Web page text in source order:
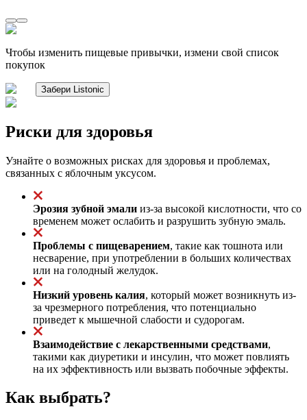
Чтобы изменить пищевые привычки, измени свой список
покупок
Забери Listonic
Риски для здоровья
Узнайте о возможных рисках для здоровья и проблемах,
связанных с яблочным уксусом.
Эрозия зубной эмали из-за высокой кислотности, что со
временем может ослабить и разрушить зубную эмаль.
Проблемы с пищеварением, такие как тошнота или
несварение, при употреблении в больших количествах
или на голодный желудок.
Низкий уровень калия, который может возникнуть из-
за чрезмерного потребления, что потенциально
приведет к мышечной слабости и судорогам.
Взаимодействие с лекарственными средствами,
такими как диуретики и инсулин, что может повлиять
на их эффективность или вызвать побочные эффекты.
Как выбрать?